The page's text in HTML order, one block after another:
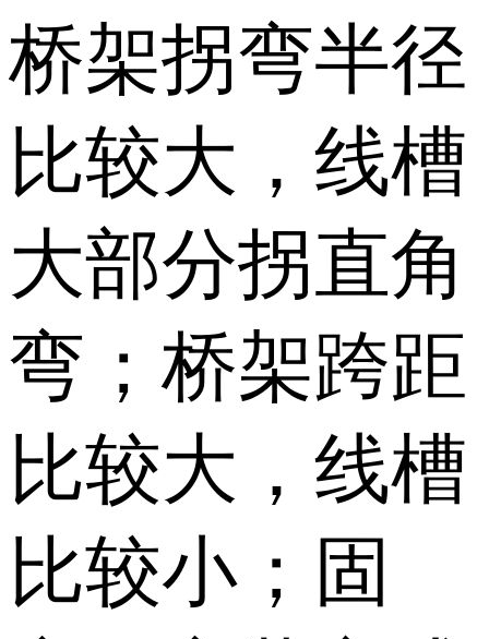
桥架拐弯半径
比较大，线槽
大部分拐直角
弯；桥架跨距
比较大，线槽
比较小；固